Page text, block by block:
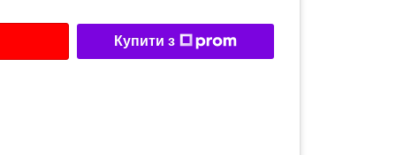
Купити з